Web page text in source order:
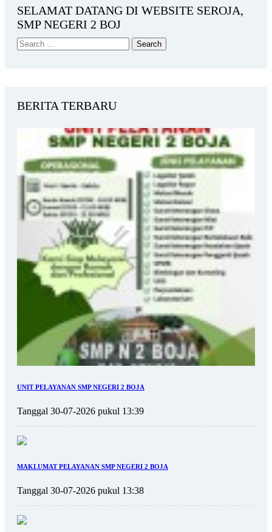
SELAMAT DATANG DI WEBSITE SEROJA,
SMP NEGERI 2 BOJ
BERITA TERBARU
UNIT PELAYANAN SMP NEGERI 2 BOJA
Tanggal 30-07-2026 pukul 13:39
MAKLUMAT PELAYANAN SMP NEGERI 2 BOJA
Tanggal 30-07-2026 pukul 13:38